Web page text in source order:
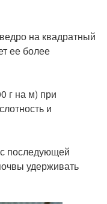
на квадратный
ее более
г на м) при
и
последующей
удерживать